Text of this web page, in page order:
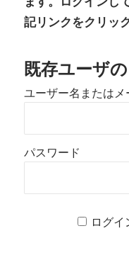
記リンクをクリッ
既存ユーザ
ユーザー名またはメ
パスワード
ログイ